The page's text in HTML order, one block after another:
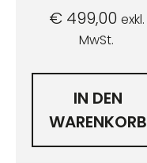
€499,00 exkl.
MwSt.
IN DEN
WARENKORB